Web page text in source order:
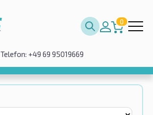
0
Telefon: +49 69 95019669